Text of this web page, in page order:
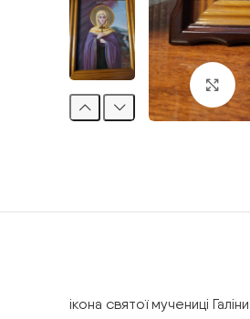
ікона святої мучениці Галіни